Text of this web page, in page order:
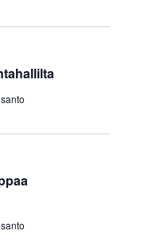
ä
m
o